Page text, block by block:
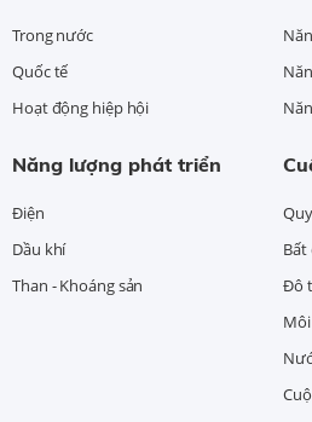
Trong nước
Quốc tế
Hoạt động hiệp hội
Năng lượng phát triển
Điện
Dầu khí
Than - Khoáng sản
Bất
Đô